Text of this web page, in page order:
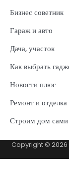
Бизнес советник
Гараж и авто
Дача, участок
Как выбрать
Новости плюс
Ремонт и отделка
Строим дом сами
Copyright © 2026